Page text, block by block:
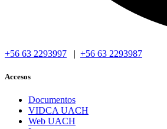
+56 63 2293997 | +56 63 2293987
Accesos
Documentos
VIDCA UACH
Web UACH